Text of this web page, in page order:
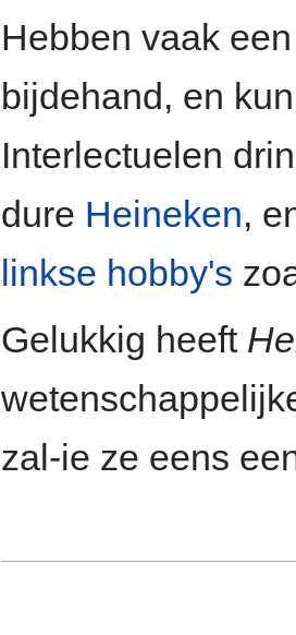
Hebben vaak
bijdehand, en
Interlectuelen
dure Heineken,
linkse hobby's
Gelukkig heeft
zal-ie ze eens